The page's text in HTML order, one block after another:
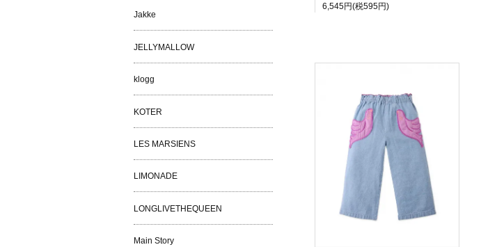
6,545円(税595円)
Jakke
JELLYMALLOW
klogg
KOTER
LES MARSIENS
LIMONADE
LONGLIVETHEQUEEN
Main Story